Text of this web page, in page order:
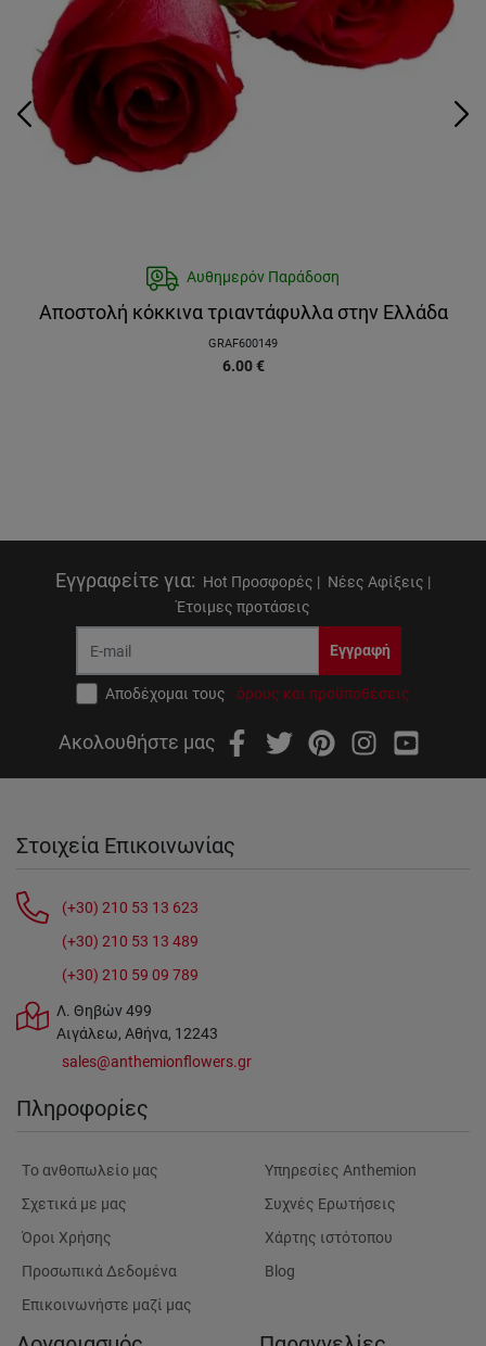
Αυθημερόν Παράδοση
Αποστολή κόκκινα τριαντάφυλλα στην Ελλάδα
GRAF600149
6.00 €
Εγγραφείτε για: Hot Προσφορές | Νέες Αφίξεις |
Έτοιμες προτάσεις
Εγγραφή
Αποδέχομαι τους όρους και προϋποθέσεις
Ακολουθήστε μας
Στοιχεία Επικοινωνίας
(+30) 210 53 13 623
(+30) 210 53 13 489
(+30) 210 59 09 789
Λ. Θηβών 499
Αιγάλεω, Αθήνα, 12243
sales@anthemionflowers.gr
Πληροφορίες
Tο ανθοπωλείο μας
Σχετικά με μας
Όροι Χρήσης
Προσωπικά Δεδομένα
Επικοινωνήστε μαζί μας
Υπηρεσίες Anthemion
Συχνές Ερωτήσεις
Χάρτης ιστότοπου
Blog